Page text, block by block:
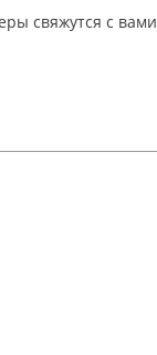
свяжутся с